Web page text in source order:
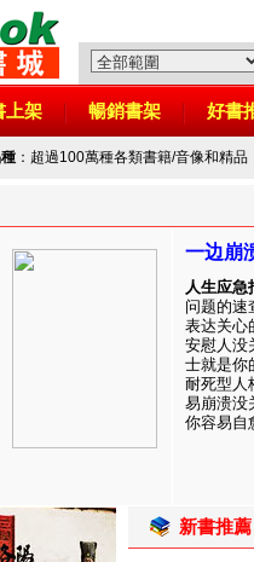
上架 暢銷書架 好書
：超過100萬種各類書籍/音像和精
一边崩
人生应急
问题的速
表达关心
安慰人没
士就是你
耐死型人
易崩溃没
你容易自
新書推薦